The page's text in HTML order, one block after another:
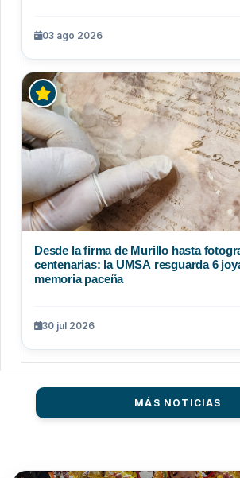
03 ago 2026
Desde la firma de Murillo hasta
centenarias: la UMSA resguarda 6
memoria paceña
30 jul 2026
MÁS NOTICIAS